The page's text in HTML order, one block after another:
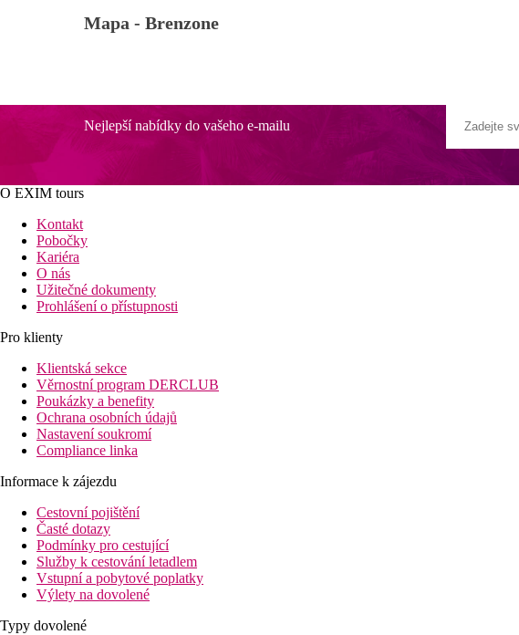
Mapa - Brenzone
Nejlepší nabídky do vašeho e-mailu
O EXIM tours
Kontakt
Pobočky
Kariéra
O nás
Užitečné dokumenty
Prohlášení o přístupnosti
Pro klienty
Klientská sekce
Věrnostní program DERCLUB
Poukázky a benefity
Ochrana osobních údajů
Nastavení soukromí
Compliance linka
Informace k zájezdu
Cestovní pojištění
Časté dotazy
Podmínky pro cestující
Služby k cestování letadlem
Vstupní a pobytové poplatky
Výlety na dovolené
Typy dovolené